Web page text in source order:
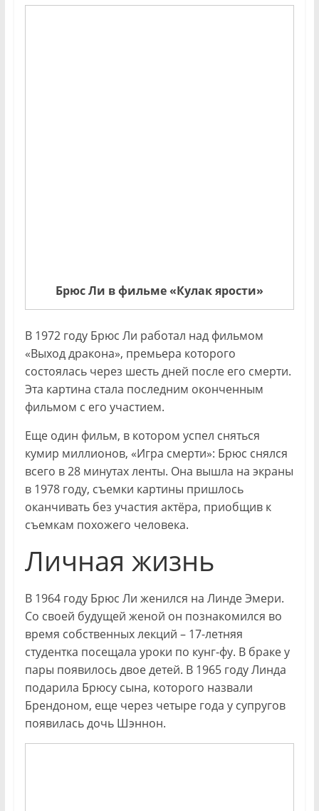
Брюс Ли в фильме «Кулак ярости»
В 1972 году Брюс Ли работал над фильмом
«Выход дракона», премьера которого
состоялась через шесть дней после его смерти.
Эта картина стала последним оконченным
фильмом с его участием.
Еще один фильм, в котором успел сняться
кумир миллионов, «Игра смерти»: Брюс снялся
всего в 28 минутах ленты. Она вышла на экраны
в 1978 году, съемки картины пришлось
оканчивать без участия актёра, приобщив к
съемкам похожего человека.
Личная жизнь
В 1964 году Брюс Ли женился на Линде Эмери.
Со своей будущей женой он познакомился во
время собственных лекций – 17-летняя
студентка посещала уроки по кунг-фу. В браке у
пары появилось двое детей. В 1965 году Линда
подарила Брюсу сына, которого назвали
Брендоном, еще через четыре года у супругов
появилась дочь Шэннон.